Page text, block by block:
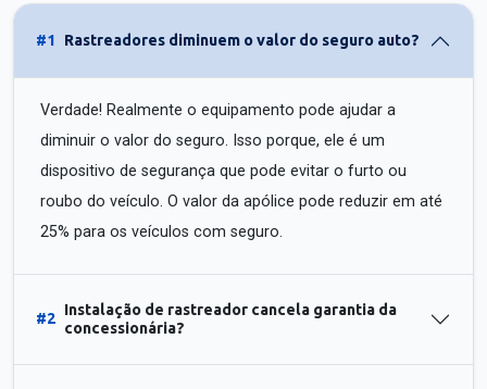
#1 Rastreadores diminuem o valor do seguro auto?
Verdade! Realmente o equipamento pode ajudar a
diminuir o valor do seguro. Isso porque, ele é um
dispositivo de segurança que pode evitar o furto ou
roubo do veículo. O valor da apólice pode reduzir em até
25% para os veículos com seguro.
#2
Instalação de rastreador cancela garantia da
concessionária?